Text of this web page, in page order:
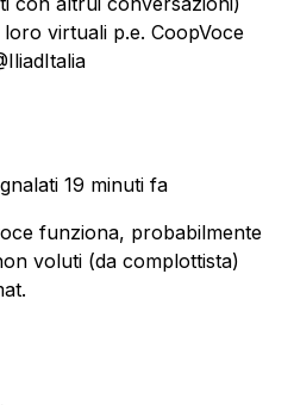
virtuali p.e. CoopVoce
19 minuti fa
funziona, probabilmente
voluti (da complottista)